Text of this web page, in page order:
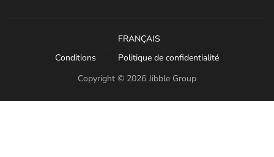
Copyright © 2026 Jibble Group
FRANÇAIS
Conditions
Politique de confidentialité